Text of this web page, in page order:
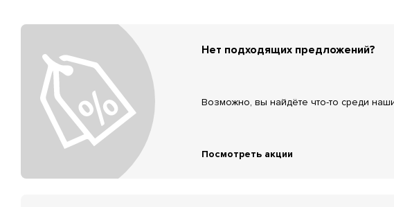
Нет подходящих предложений?
Возможно, вы найдёте что-то среди
Посмотреть акции